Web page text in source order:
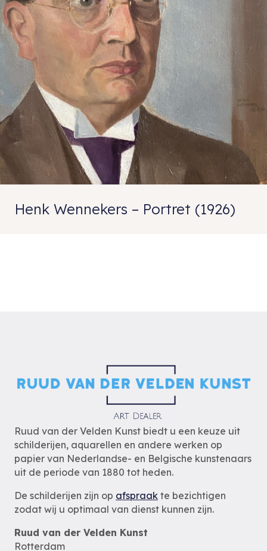
Henk Wennekers – Portret (1926)
Ruud van der Velden Kunst biedt u een keuze uit
schilderijen, aquarellen en andere werken op
papier van Nederlandse- en Belgische kunstenaars
uit de periode van 1880 tot heden.
De schilderijen zijn op afspraak te bezichtigen
zodat wij u optimaal van dienst kunnen zijn.
Ruud van der Velden Kunst
Rotterdam